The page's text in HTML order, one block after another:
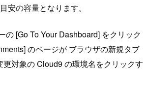
安の容量となります。
の [Go To Your Dashboard] をクリック
のページが ブラウザの新規タブ
更対象の Cloud9 の環境名をクリックす